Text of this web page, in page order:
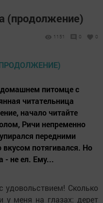
(продолжение)
1151 0 0
питомце с
читательница
начало читайте
Ричи непременно
передними
потягивался. Но
- не ел. Ему...
Сколько
у меня на глазах: дерет